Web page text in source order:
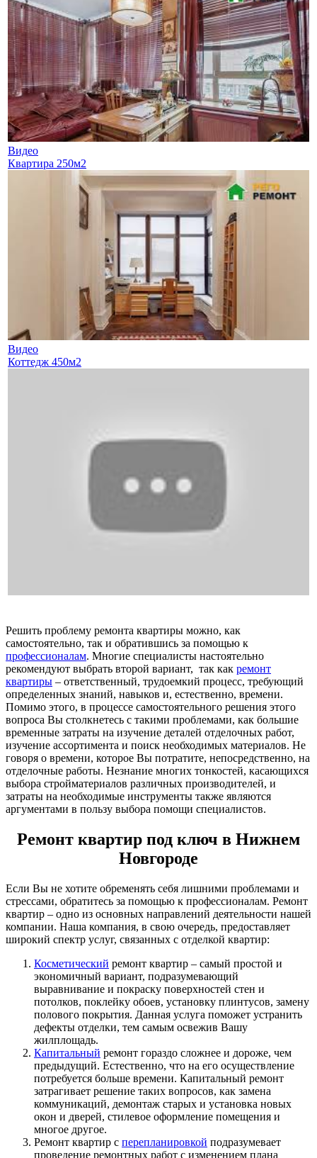
Видео
Квартира 250м2
Видео
Коттедж 450м2
Решить проблему ремонта квартиры можно, как
самостоятельно, так и обратившись за помощью к
профессионалам. Многие специалисты настоятельно
рекомендуют выбрать второй вариант, так как ремонт
квартиры – ответственный, трудоемкий процесс, требующий
определенных знаний, навыков и, естественно, времени.
Помимо этого, в процессе самостоятельного решения этого
вопроса Вы столкнетесь с такими проблемами, как большие
временные затраты на изучение деталей отделочных работ,
изучение ассортимента и поиск необходимых материалов. Не
говоря о времени, которое Вы потратите, непосредственно, на
отделочные работы. Незнание многих тонкостей, касающихся
выбора стройматериалов различных производителей, и
затраты на необходимые инструменты также являются
аргументами в пользу выбора помощи специалистов.
Ремонт квартир под ключ в Нижнем
Новгороде
Если Вы не хотите обременять себя лишними проблемами и
стрессами, обратитесь за помощью к профессионалам. Ремонт
квартир – одно из основных направлений деятельности нашей
компании. Наша компания, в свою очередь, предоставляет
широкий спектр услуг, связанных с отделкой квартир:
Косметический ремонт квартир – самый простой и
экономичный вариант, подразумевающий
выравнивание и покраску поверхностей стен и
потолков, поклейку обоев, установку плинтусов, замену
полового покрытия. Данная услуга поможет устранить
дефекты отделки, тем самым освежив Вашу
жилплощадь.
Капитальный ремонт гораздо сложнее и дороже, чем
предыдущий. Естественно, что на его осуществление
потребуется больше времени. Капитальный ремонт
затрагивает решение таких вопросов, как замена
коммуникаций, демонтаж старых и установка новых
окон и дверей, стилевое оформление помещения и
многое другое.
Ремонт квартир с перепланировкой подразумевает
проведение ремонтных работ с изменением плана